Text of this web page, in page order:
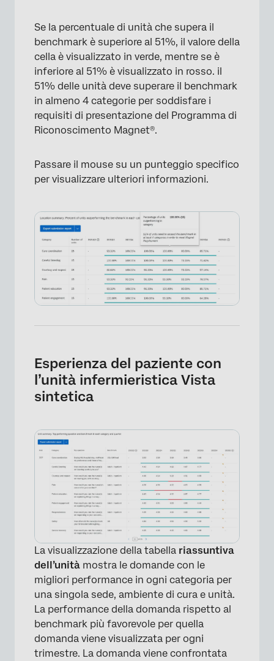
Se la percentuale di unità che supera il
benchmark è superiore al 51%, il valore della
cella è visualizzato in verde, mentre se è
inferiore al 51% è visualizzato in rosso. il
51% delle unità deve superare il benchmark
in almeno 4 categorie per soddisfare i
requisiti di presentazione del Programma di
Riconoscimento Magnet®.
Passare il mouse su un punteggio specifico
per visualizzare ulteriori informazioni.
Esperienza del paziente con
l’unità infermieristica Vista
sintetica
La visualizzazione della tabella riassuntiva
dell’unità mostra le domande con le
migliori performance in ogni categoria per
una singola sede, ambiente di cura e unità.
La performance della domanda rispetto al
benchmark più favorevole per quella
domanda viene visualizzata per ogni
trimestre. La domanda viene confrontata